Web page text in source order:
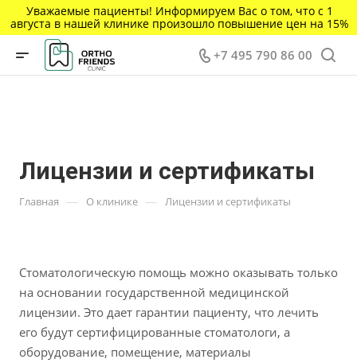
Уважаемые пациенты! Информируем Вас о том, что с 1
августа в нашей клинике произошло повышение цен на 15%
+7 495 790 86 00
Лицензии и сертификаты
Главная — О клинике — Лицензии и сертификаты
Стоматологическую помощь можно оказывать только
на основании государственной медицинской
лицензии. Это дает гарантии пациенту, что лечить
его будут сертифицированные стоматологи, а
оборудование, помещение, материалы